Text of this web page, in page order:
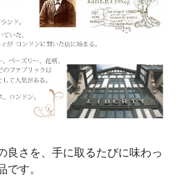
良さを、手に取るたびに味わっ
です。